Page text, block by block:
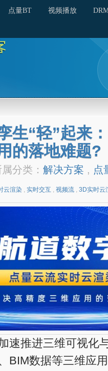
点量BT 视频播放
生“轻”起来
的落地难题?
分类： 解决方案 , 点
云渲染 , 实时交互 , 视频流 , 3D实时云
速推进三维可视化
BIM数据等三维应